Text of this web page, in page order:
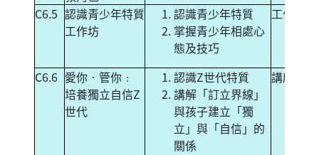
C6.5 認識青少年特質
工作坊
認識青少年特質
掌握青少年相處心
態及技巧
工作坊
C6.6 愛你‧管你﹕
培養獨立自信Z
世代
認識Z世代特質
講解「訂立界線」
與孩子建立「獨
立」與「自信」的
關係
講座